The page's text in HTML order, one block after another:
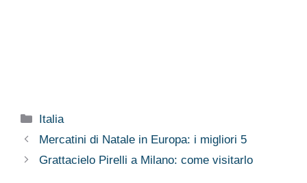
Categorie
Italia
Mercatini di Natale in Europa: i migliori 5
Grattacielo Pirelli a Milano: come visitarlo